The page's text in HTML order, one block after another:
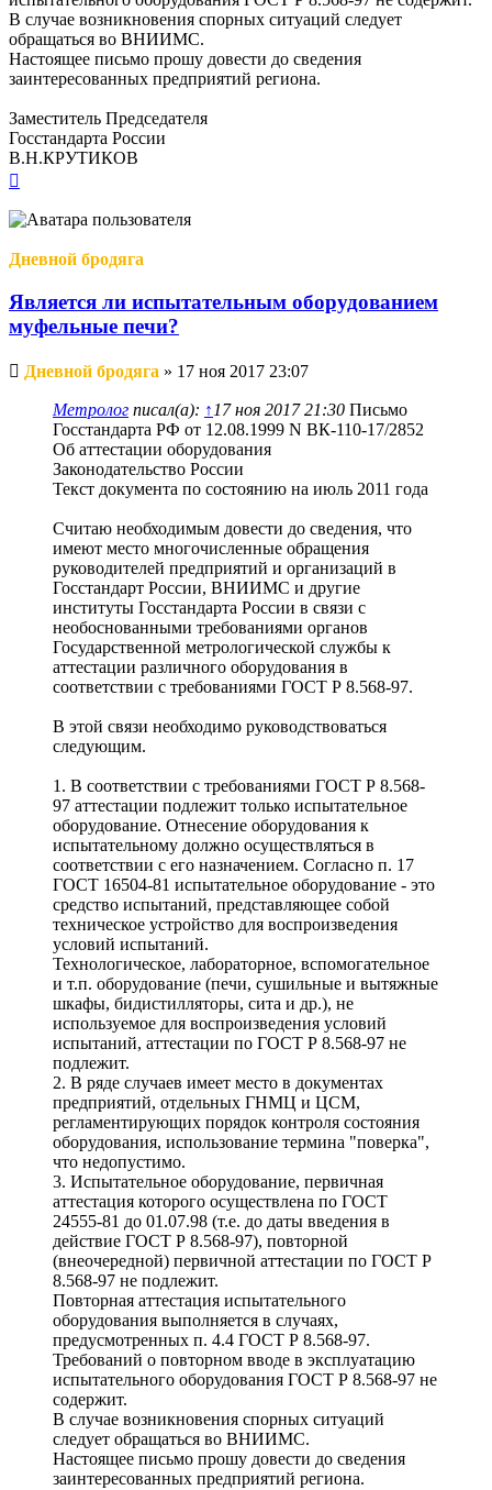
В случае возникновения спорных ситуаций следует
обращаться во ВНИИМС.
Настоящее письмо прошу довести до сведения
заинтересованных предприятий региона.
Заместитель Председателя
Госстандарта России
В.Н.КРУТИКОВ
началу
Дневной бродяга
Является ли испытательным оборудованием
муфельные печи?
Непрочитанное
Дневной бродяга » 17 ноя 2017 23:07
Метролог писал(а): ↑17 ноя 2017 21:30 Письмо
Госстандарта РФ от 12.08.1999 N ВК-110-17/2852
Об аттестации оборудования
Законодательство России
Текст документа по состоянию на июль 2011 года
Считаю необходимым довести до сведения, что
имеют место многочисленные обращения
руководителей предприятий и организаций в
Госстандарт России, ВНИИМС и другие
институты Госстандарта России в связи с
необоснованными требованиями органов
Государственной метрологической службы к
аттестации различного оборудования в
соответствии с требованиями ГОСТ Р 8.568-97.
В этой связи необходимо руководствоваться
следующим.
1. В соответствии с требованиями ГОСТ Р 8.568-
97 аттестации подлежит только испытательное
оборудование. Отнесение оборудования к
испытательному должно осуществляться в
соответствии с его назначением. Согласно п. 17
ГОСТ 16504-81 испытательное оборудование - это
средство испытаний, представляющее собой
техническое устройство для воспроизведения
условий испытаний.
Технологическое, лабораторное, вспомогательное
и т.п. оборудование (печи, сушильные и вытяжные
шкафы, бидистилляторы, сита и др.), не
используемое для воспроизведения условий
испытаний, аттестации по ГОСТ Р 8.568-97 не
подлежит.
2. В ряде случаев имеет место в документах
предприятий, отдельных ГНМЦ и ЦСМ,
регламентирующих порядок контроля состояния
оборудования, использование термина "поверка",
что недопустимо.
3. Испытательное оборудование, первичная
аттестация которого осуществлена по ГОСТ
24555-81 до 01.07.98 (т.е. до даты введения в
действие ГОСТ Р 8.568-97), повторной
(внеочередной) первичной аттестации по ГОСТ Р
8.568-97 не подлежит.
Повторная аттестация испытательного
оборудования выполняется в случаях,
предусмотренных п. 4.4 ГОСТ Р 8.568-97.
Требований о повторном вводе в эксплуатацию
испытательного оборудования ГОСТ Р 8.568-97 не
содержит.
В случае возникновения спорных ситуаций
следует обращаться во ВНИИМС.
Настоящее письмо прошу довести до сведения
заинтересованных предприятий региона.